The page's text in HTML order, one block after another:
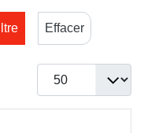
Effacer
Afficher #